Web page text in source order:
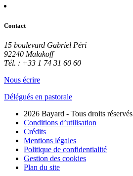
Contact
15 boulevard Gabriel Péri
92240 Malakoff
Tél. : +33 1 74 31 60 60
Nous écrire
Délégués en pastorale
2026 Bayard - Tous droits réservés
Conditions d’utilisation
Crédits
Mentions légales
Politique de confidentialité
Gestion des cookies
Plan du site